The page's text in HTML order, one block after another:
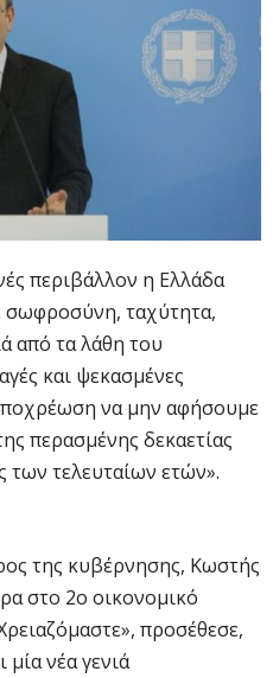
περιβάλλον η Ελλάδα
σωφροσύνη, ταχύτητα,
από τα λάθη του
και ψεκασμένες
να μην αφήσουμε
περασμένης δεκαετίας
των τελευταίων ετών».
της κυβέρνησης, Κωστής
στο 2ο οικονομικό
προσέθεσε,
νέα γενιά